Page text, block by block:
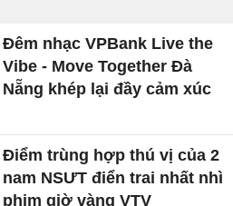
Đêm nhạc VPBank Live the
Vibe - Move Together Đà
Nẵng khép lại đầy cảm xúc
Điểm trùng hợp thú vị của 2
nam NSƯT điển trai nhất nhì
phim giờ vàng VTV